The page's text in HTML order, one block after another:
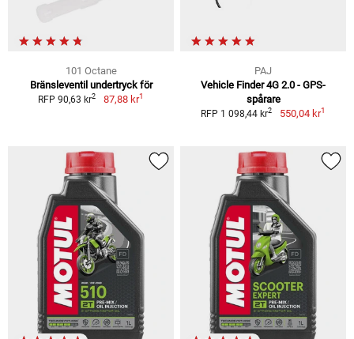
101 Octane
Bränsleventil undertryck för
RFP 90,63 kr2 87,88 kr1
PAJ
Vehicle Finder 4G 2.0 - GPS-
spårare
RFP 1 098,44 kr2 550,04 kr1